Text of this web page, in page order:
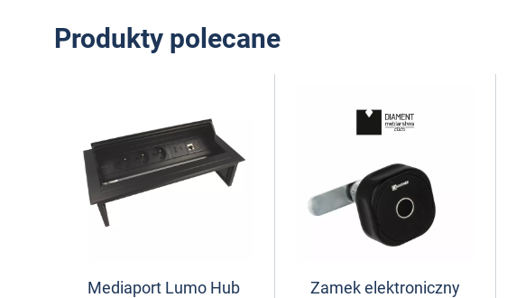
Produkty polecane
Mediaport Lumo Hub
Zamek elektroniczny